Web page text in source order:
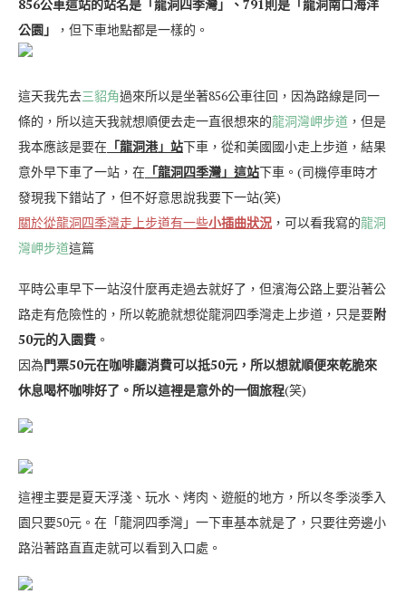
856公車這站的站名是「龍洞四季灣」、791則是「龍洞南口海洋
公園」
，但下車地點都是一樣的。
這天我先去三貂角過來所以是坐著856公車往回，因為路線是同一
條的，所以這天我就想順便去走一直很想來的龍洞灣岬步道 ，但是
我本應該是要在 「龍洞港」站下車，從和美國國小走上步道，結果
意外早下車了一站，在 「龍洞四季灣」這站下車。(司機停車時才
發現我下錯站了，但不好意思說我要下一站(笑)
關於從龍洞四季灣走上步道有一些小插曲狀況 ，可以看我寫的龍洞
灣岬步道這篇
平時公車早下一站沒什麼再走過去就好了，但濱海公路上要沿著公
路走有危險性的，所以乾脆就想從龍洞四季灣走上步道，只是要附
50元的入園費 。
因為門票50元在咖啡廳消費可以抵50元，所以想就順便來乾脆來
休息喝杯咖啡好了。所以這裡是意外的一個旅程(笑)
這裡主要是夏天浮淺、玩水、烤肉、遊艇的地方，所以冬季淡季入
園只要50元。在「龍洞四季灣」一下車基本就是了，只要往旁邊小
路沿著路直直走就可以看到入口處。